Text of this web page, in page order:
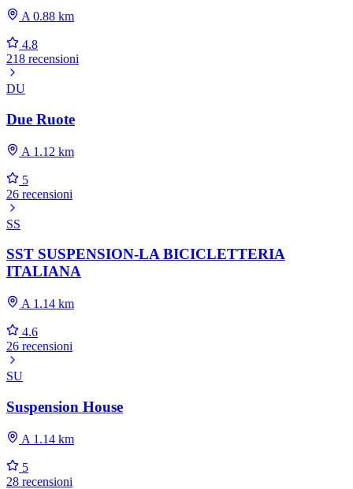
A 0.88 km
4.8
218 recensioni
DU
Due Ruote
A 1.12 km
5
26 recensioni
SS
SST SUSPENSION-LA BICICLETTERIA
ITALIANA
A 1.14 km
4.6
26 recensioni
SU
Suspension House
A 1.14 km
5
28 recensioni